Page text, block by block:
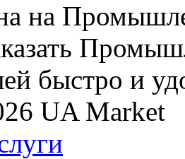
на
быстро и
UA Market